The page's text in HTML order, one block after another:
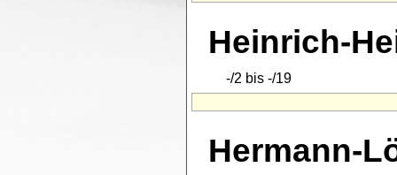
Heinrich-
-/2 bis -/19
Hermann-